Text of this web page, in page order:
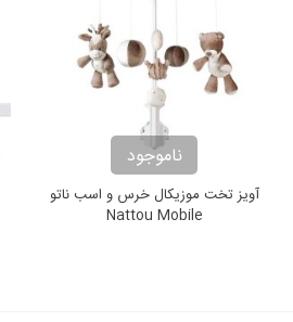
ناموجود
آویز تخت موزیکال خرس و اسب ناتو
Nattou Mobile